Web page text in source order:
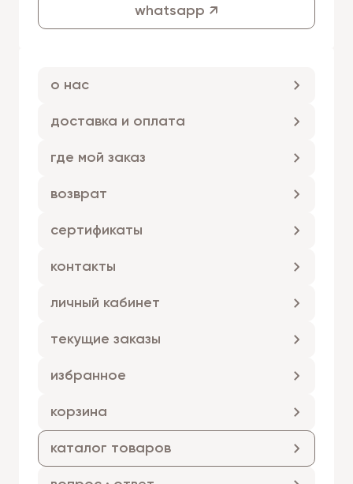
whatsapp ↗
о нас
доставка и оплата
где мой заказ
возврат
сертификаты
контакты
личный кабинет
текущие заказы
избранное
корзина
каталог товаров